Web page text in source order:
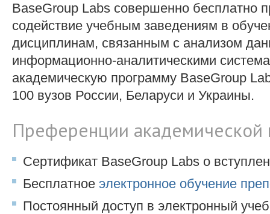
BaseGroup Labs совершенно бесплатно
содействие учебным заведениям в
дисциплинам, связанным с анализом
информационно-аналитическими
академическую программу BaseGroup
100 вузов России, Беларуси и Украины.
Преференции академической
Сертификат BaseGroup Labs о
Бесплатное электронное обучение
Постоянный доступ в электронный